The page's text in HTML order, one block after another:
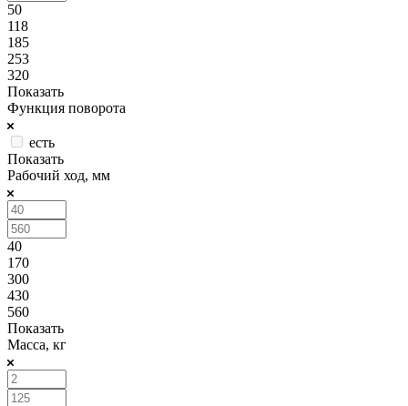
50
118
185
253
320
Показать
Функция поворота
есть
Показать
Рабочий ход, мм
40
170
300
430
560
Показать
Масса, кг